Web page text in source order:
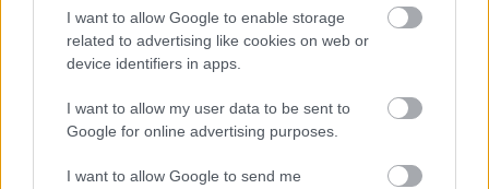
I want to allow Google to enable storage
related to advertising like cookies on web or
device identifiers in apps.
I want to allow my user data to be sent to
Google for online advertising purposes.
I want to allow Google to send me